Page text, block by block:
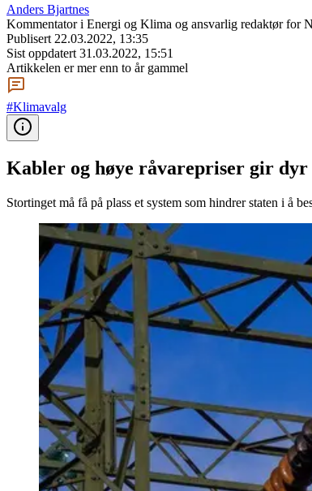
Anders Bjartnes
Kommentator i Energi og Klima og ansvarlig redaktør for
Publisert 22.03.2022, 13:35
Sist oppdatert 31.03.2022, 15:51
Artikkelen er mer enn to år gammel
#Klimavalg
Kabler og høye råvarepriser gir
Stortinget må få på plass et system som hindrer staten i å